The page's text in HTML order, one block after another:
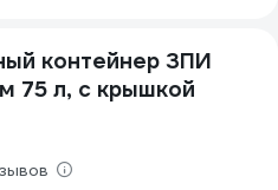
контейнер ЗПИ
75 л, с крышкой